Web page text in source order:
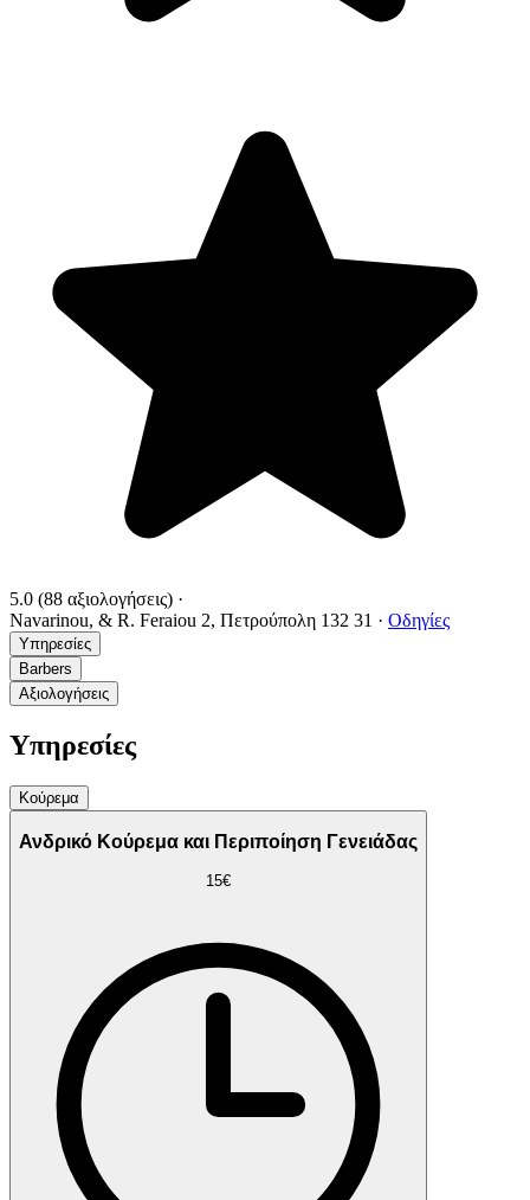
5.0 (88 αξιολογήσεις) ·
Navarinou, & R. Feraiou 2, Πετρούπολη 132 31 · Οδηγίες
Υπηρεσίες
Barbers
Αξιολογήσεις
Υπηρεσίες
Κούρεμα
Ανδρικό Κούρεμα και Περιποίηση Γενειάδας
15€